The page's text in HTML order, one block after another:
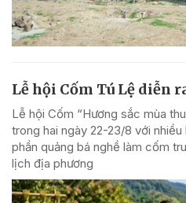
Lễ hội Cốm Tú Lệ diễn
Lễ hội Cốm “Hương sắc mùa
trong hai ngày 22-23/8 với
phần quảng bá nghề làm cốm
lịch địa phương